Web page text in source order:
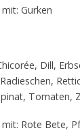
Gurken
Dill,
Tomaten,
Rote Bete,